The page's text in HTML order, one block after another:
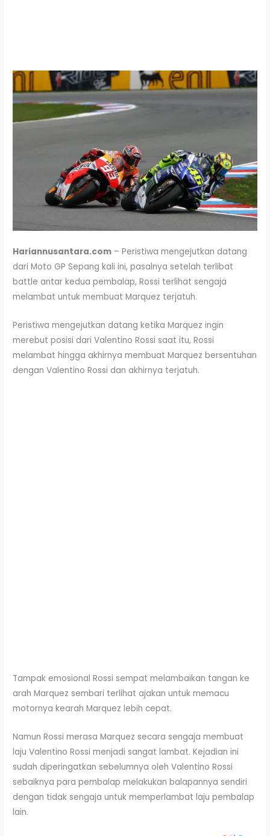
Hariannusantara.com – Peristiwa mengejutkan datang
dari Moto GP Sepang kali ini, pasalnya setelah terlibat
battle antar kedua pembalap, Rossi terlihat sengaja
melambat untuk membuat Marquez terjatuh.
Peristiwa mengejutkan datang ketika Marquez ingin
merebut posisi dari Valentino Rossi saat itu, Rossi
melambat hingga akhirnya membuat Marquez bersentuhan
dengan Valentino Rossi dan akhirnya terjatuh.
Tampak emosional Rossi sempat melambaikan tangan ke
arah Marquez sembari terlihat ajakan untuk memacu
motornya kearah Marquez lebih cepat.
Namun Rossi merasa Marquez secara sengaja membuat
laju Valentino Rossi menjadi sangat lambat. Kejadian ini
sudah diperingatkan sebelumnya oleh Valentino Rossi
sebaiknya para pembalap melakukan balapannya sendiri
dengan tidak sengaja untuk memperlambat laju pembalap
lain.